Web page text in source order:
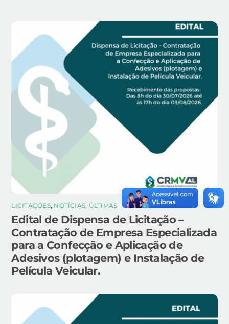
LICITAÇÕES, NOTÍCIAS, ÚLTIMAS
Edital de Dispensa de Licitação –
Contratação de Empresa Especializada
para a Confecção e Aplicação de
Adesivos (plotagem) e Instalação de
Película Veicular.